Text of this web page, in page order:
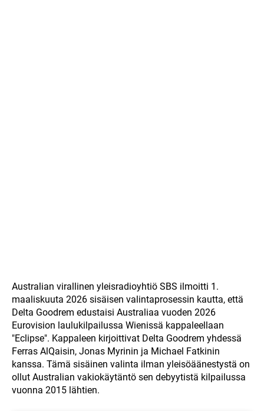
Australian virallinen yleisradioyhtiö SBS ilmoitti 1.
maaliskuuta 2026 sisäisen valintaprosessin kautta, että
Delta Goodrem edustaisi Australiaa vuoden 2026
Eurovision laulukilpailussa Wienissä kappaleellaan
"Eclipse". Kappaleen kirjoittivat Delta Goodrem yhdessä
Ferras AlQaisin, Jonas Myrinin ja Michael Fatkinin
kanssa. Tämä sisäinen valinta ilman yleisöäänestystä on
ollut Australian vakiokäytäntö sen debyytistä kilpailussa
vuonna 2015 lähtien.